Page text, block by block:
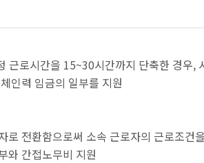
근로시간을 15~30시간까지 단축한 경우,
인력 임금의 일부를 지원
로 전환함으로써 소속 근로자의 근로조건
와 간접노무비 지원